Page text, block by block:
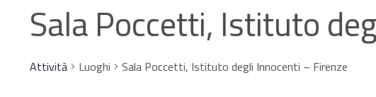
Sala Poccetti, Istituto
Attività Luoghi Sala Poccetti, Istituto degli Innocenti – Firenze